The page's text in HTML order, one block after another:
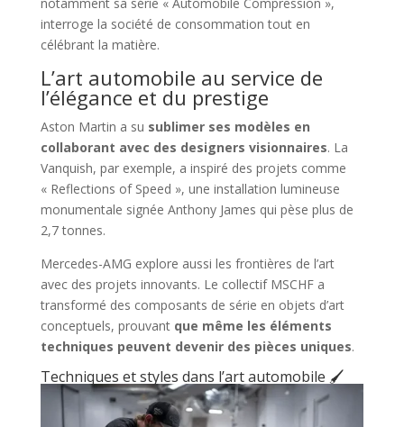
interroge la société de consommation tout en
célébrant la matière.
L’art automobile au service de
l’élégance et du prestige
Aston Martin a su sublimer ses modèles en
collaborant avec des designers visionnaires. La
Vanquish, par exemple, a inspiré des projets comme
« Reflections of Speed », une installation lumineuse
monumentale signée Anthony James qui pèse plus de
2,7 tonnes.
Mercedes-AMG explore aussi les frontières de l’art
avec des projets innovants. Le collectif MSCHF a
transformé des composants de série en objets d’art
conceptuels, prouvant que même les éléments
techniques peuvent devenir des pièces uniques.
Techniques et styles dans l’art automobile 🖌️